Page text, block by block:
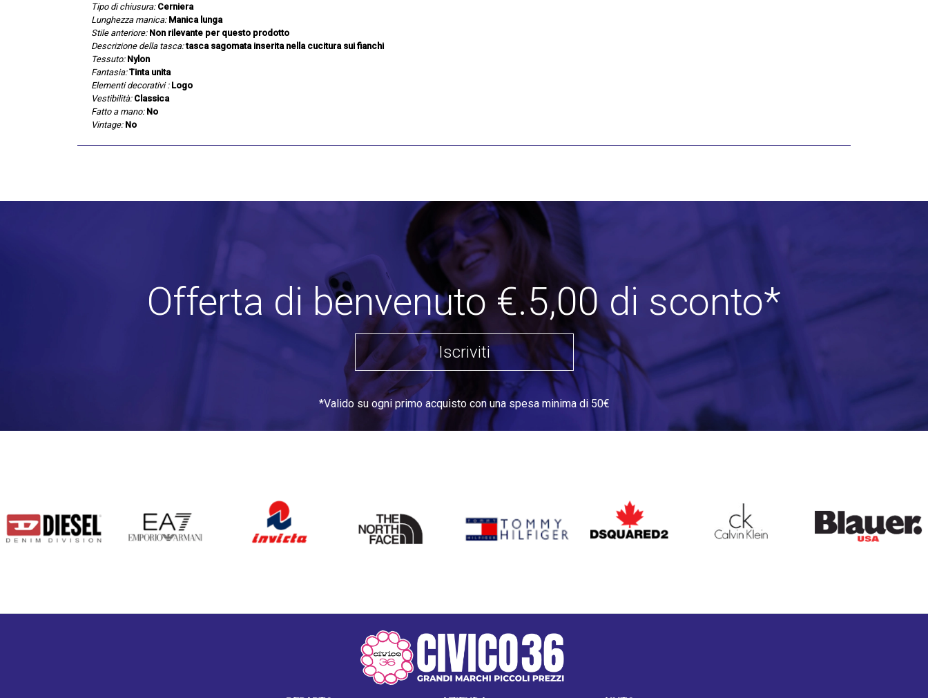
Tipo di chiusura: Cerniera
Lunghezza manica: Manica lunga
Stile anteriore: Non rilevante per questo prodotto
Descrizione della tasca: tasca sagomata inserita nella cucitura sui fianchi
Tessuto: Nylon
Fantasia: Tinta unita
Elementi decorativi : Logo
Vestibilità: Classica
Fatto a mano: No
Vintage: No
Offerta di benvenuto €.5,00 di sconto*
Iscriviti
*Valido su ogni primo acquisto con una spesa minima di 50€
INVICTA
NORTH
FACE
DSQUARED2 CALVIN KLEIN